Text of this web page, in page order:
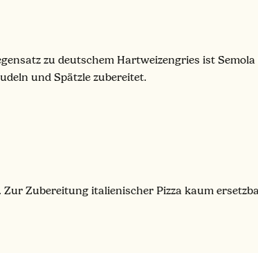
zu deutschem Hartweizengries ist
und Spätzle zubereitet.
Zubereitung italienischer Pizza kaum